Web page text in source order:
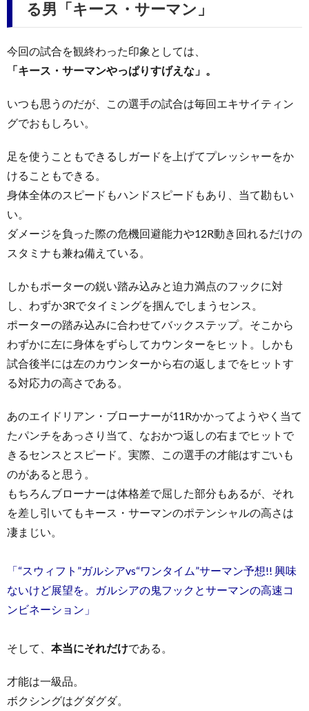
る男「キース・サーマン」
今回の試合を観終わった印象としては、
「キース・サーマンやっぱりすげえな」。
いつも思うのだが、この選手の試合は毎回エキサイティン
グでおもしろい。
足を使うこともできるしガードを上げてプレッシャーをか
けることもできる。
身体全体のスピードもハンドスピードもあり、当て勘もい
い。
ダメージを負った際の危機回避能力や12R動き回れるだけの
スタミナも兼ね備えている。
しかもポーターの鋭い踏み込みと迫力満点のフックに対
し、わずか3Rでタイミングを掴んでしまうセンス。
ポーターの踏み込みに合わせてバックステップ。そこから
わずかに左に身体をずらしてカウンターをヒット。しかも
試合後半には左のカウンターから右の返しまでをヒットす
る対応力の高さである。
あのエイドリアン・ブローナーが11Rかかってようやく当て
たパンチをあっさり当て、なおかつ返しの右までヒットで
きるセンスとスピード。実際、この選手の才能はすごいも
のがあると思う。
もちろんブローナーは体格差で屈した部分もあるが、それ
を差し引いてもキース・サーマンのポテンシャルの高さは
凄まじい。
「“スウィフト”ガルシアvs“ワンタイム”サーマン予想!! 興味
ないけど展望を。ガルシアの鬼フックとサーマンの高速コ
ンビネーション」
そして、 本当にそれだけである。
才能は一級品。
ボクシングはグダグダ。